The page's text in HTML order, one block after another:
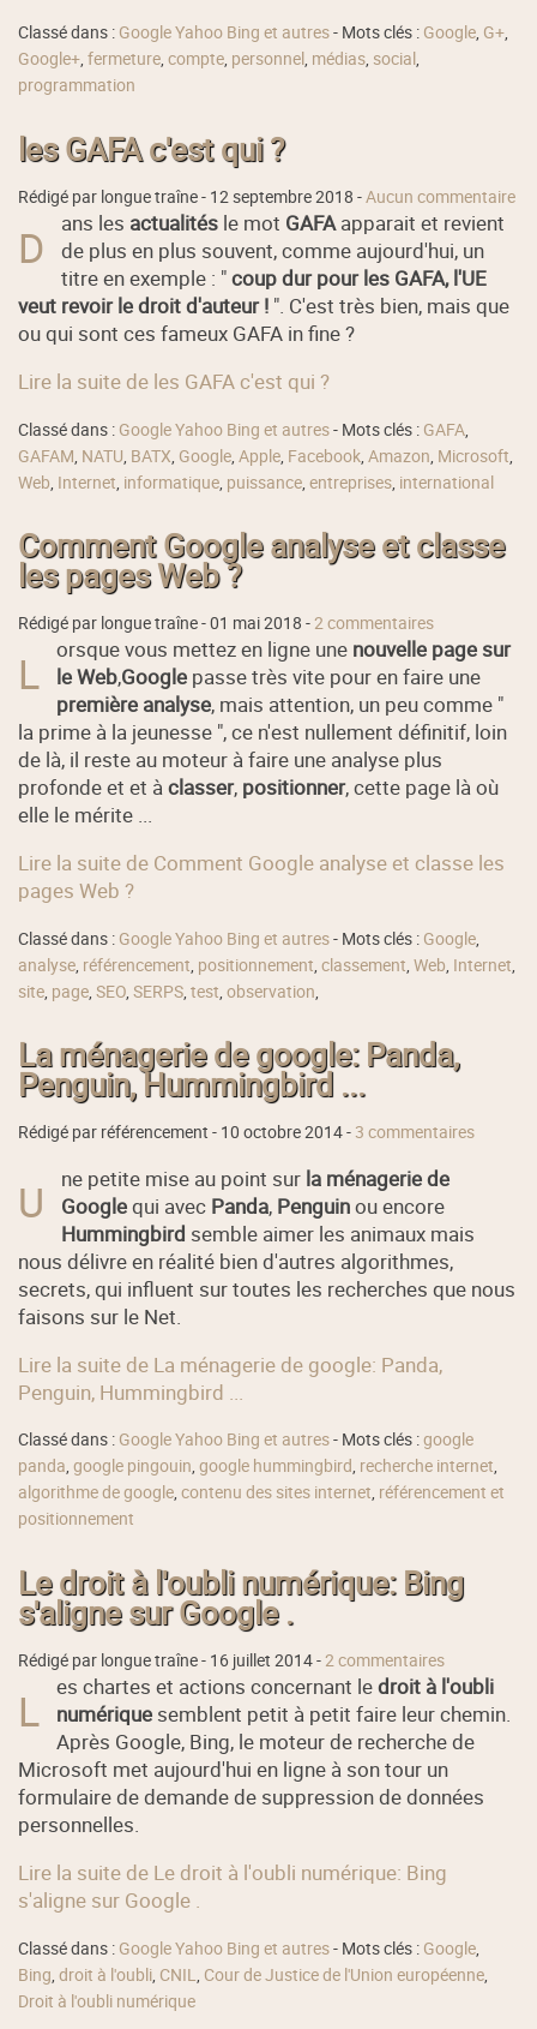
Classé dans : Google Yahoo Bing et autres- Mots clés : Google, G+,
Google+,fermeture,compte, personnel , médias, social ,
programmation
les GAFA c'est qui ?
Rédigé par longue traîne - 12 septembre 2018 -Aucun commentaire
D ans les actualités le mot GAFAapparait et revient
de plus en plus souvent, comme aujourd'hui, un
titre en exemple : "coup dur pour les GAFA, l'UE
veut revoir le droit d'auteur ! ". C'est très bien, mais que
ou qui sont ces fameux GAFA in fine ?
Lire la suite de les GAFA c'est qui ?
Classé dans : Google Yahoo Bing et autres- Mots clés : GAFA
GAFAM NATU BATX Google ,Apple Facebook ,Amazon Microsoft
Web Internet informatique puissance ,entreprises international
Comment Google analyse et classe
les pages Web ?
Rédigé par longue traîne -01 mai 2018 -2 commentaires
L orsque vous mettez en ligne une nouvelle page sur
le Web,Google passe très vite pour en faire une
première analyse, mais attention, un peu comme "
la prime à la jeunesse ", ce n'est nullement définitif, loin
de là, il reste au moteur à faire une analyse plus
profonde et et àclasser, positionner, cette page là où
elle le mérite ...
Lire la suite de Comment Google analyse et classe les
pages Web ?
Classé dans : Google Yahoo Bing et autres- Mots clés : Google,
analyse, référencement, positionnement,classement,Web, Internet,
site, page,SEO,SERPS,test,observation,
La ménagerie de google: Panda,
Penguin, Hummingbird ...
Rédigé par référencement - 10 octobre 2014- 3 commentaires
U ne petite mise au point sur la ménagerie de
Googlequi avec Panda, Penguinou encore
Hummingbird semble aimer les animaux mais
nous délivre en réalité bien d'autres algorithmes,
secrets, qui influent sur toutes les recherches que nous
faisons sur le Net.
Lire la suite de La ménagerie de google: Panda,
Penguin, Hummingbird ...
Classé dans : Google Yahoo Bing et autres- Mots clés :google
panda,google pingouin,google hummingbird, recherche internet,
algorithme de google,contenu des sites internet, référencement et
positionnement
Le droit à l'oubli numérique: Bing
s'aligne sur Google .
Rédigé par longue traîne - 16 juillet 2014-2 commentaires
L es chartes et actions concernant ledroit à l'oubli
numérique semblent petit à petit faire leur chemin.
Après Google, Bing, le moteur de recherche de
Microsoft met aujourd'hui en ligne à son tour un
formulaire de demande de suppression de données
personnelles.
Lire la suite de Le droit à l'oubli numérique: Bing
s'aligne sur Google .
Classé dans : Google Yahoo Bing et autres- Mots clés : Google
Bing ,droit à l'oubli CNIL Cour de Justice de l'Union européenne
Droit à l'oubli numérique